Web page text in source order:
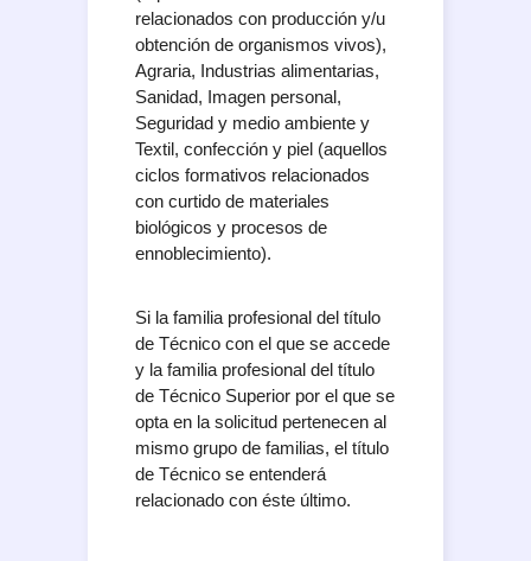
relacionados con producción y/u
obtención de organismos vivos),
Agraria, Industrias alimentarias,
Sanidad, Imagen personal,
Seguridad y medio ambiente y
Textil, confección y piel (aquellos
ciclos formativos relacionados
con curtido de materiales
biológicos y procesos de
ennoblecimiento).
Si la familia profesional del título
de Técnico con el que se accede
y la familia profesional del título
de Técnico Superior por el que se
opta en la solicitud pertenecen al
mismo grupo de familias, el título
de Técnico se entenderá
relacionado con éste último.